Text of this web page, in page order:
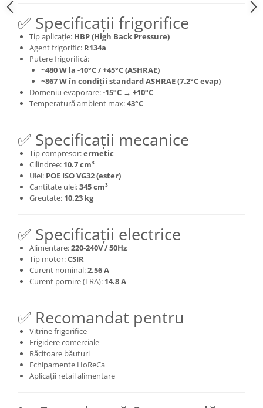
✅ Specificații frigorifice
Tip aplicație: HBP (High Back Pressure)
Agent frigorific: R134a
Putere frigorifică:
~480 W la -10°C / +45°C (ASHRAE)
~867 W în condiții standard ASHRAE (7.2°C evap)
Domeniu evaporare:-15°C → +10°C
Temperatură ambient max:43°C
✅ Specificații mecanice
Tip compresor:ermetic
Cilindree: 10.7 cm³
Ulei: POE ISO VG32 (ester)
Cantitate ulei:345 cm³
Greutate: 10.23 kg
✅ Specificații electrice
Alimentare:220-240V / 50Hz
Tip motor:CSIR
Curent nominal:2.56 A
Curent pornire (LRA): 14.8 A
✅ Recomandat pentru
Vitrine frigorifice
Frigidere comerciale
Răcitoare băuturi
Echipamente HoReCa
Aplicații retail alimentare